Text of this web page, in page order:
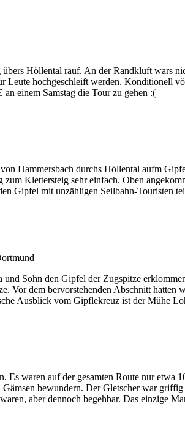
Höllental rauf. An der Randkluft wars
Leute hochgeschleift werden. Konditionell
einem Samstag die Tour zu gehen :(
Hammersbach durchs Höllental aufm
zum Klettersteig sehr einfach. Oben
Gipfel mit unzähligen Seilbahn-Touristen
und Sohn den Gipfel der Zugspitze
Vor dem bervorstehenden Abschnitt
Ausblick vom Gipflekreuz ist der Mühe
Es waren auf der gesamten Route nur etwa
bewundern. Der Gletscher war
aber dennoch begehbar. Das einzige